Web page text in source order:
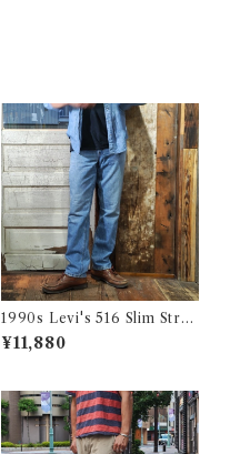
1990s Levi's 516 Slim Strai
ght Made in CANADA 実寸
W32 L31.5 / リーバイス デニ
¥11,880